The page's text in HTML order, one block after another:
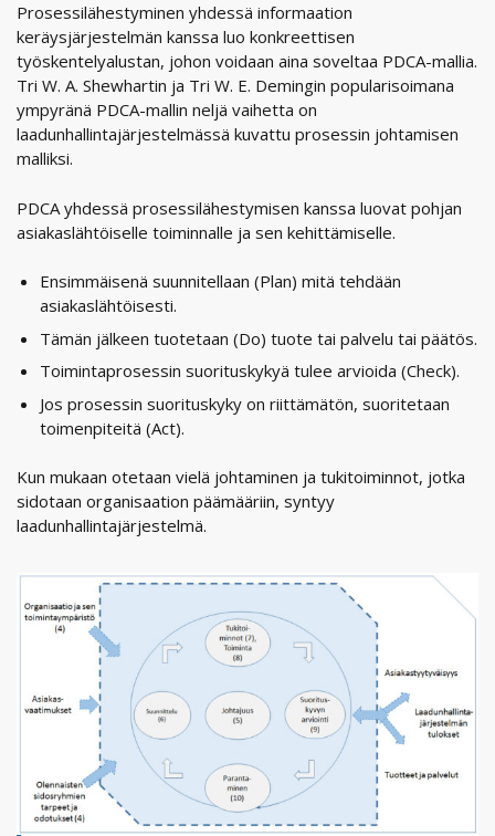
Prosessilähestyminen yhdessä informaation
keräysjärjestelmän kanssa luo konkreettisen
työskentelyalustan, johon voidaan aina soveltaa PDCA-mallia.
Tri W. A. Shewhartin ja Tri W. E. Demingin popularisoimana
ympyränä PDCA-mallin neljä vaihetta on
laadunhallintajärjestelmässä kuvattu prosessin johtamisen
malliksi.
PDCA yhdessä prosessilähestymisen kanssa luovat pohjan
asiakaslähtöiselle toiminnalle ja sen kehittämiselle.
Ensimmäisenä suunnitellaan (Plan) mitä tehdään
asiakaslähtöisesti.
Tämän jälkeen tuotetaan (Do) tuote tai palvelu tai päätös.
Toimintaprosessin suorituskykyä tulee arvioida (Check).
Jos prosessin suorituskyky on riittämätön, suoritetaan
toimenpiteitä (Act).
Kun mukaan otetaan vielä johtaminen ja tukitoiminnot, jotka
sidotaan organisaation päämääriin, syntyy
laadunhallintajärjestelmä.